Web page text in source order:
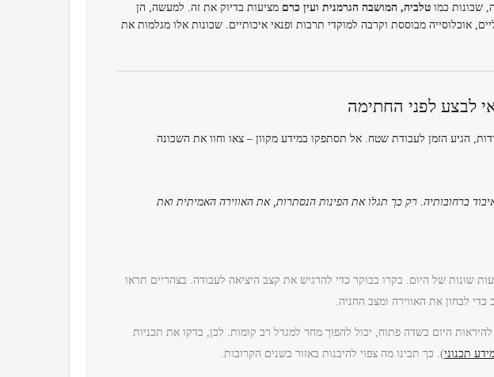
שכונות כמו טלביה, המושבה הגרמנית ועין כרם מציעות בדיוק את זה. למעשה, הן
אוכלוסייה מבוססת וקרבה למוקדי תרבות ופנאי איכותיים. שכונות אלו מגלמות את
לבצע לפני החתימה
הגיע הזמן לעבודת שטח. אל תסתפקו במידע מקוון – צאו וחוו את השכונה
ברחובותיה. רק כך תגלו את הפינות הנסתרות, את האווירה האמיתית ואת
שונות של היום. בקרו בבוקר כדי להרגיש את קצב היציאה לעבודה. בצהריים תראו
לבחון את האווירה ומצב החניה.
היום כשדה פתוח, יכול להפוך מחר למגדל רב קומות. לכן, בדקו את תכניות
תכנוני). כך תבינו מה צפוי להיבנות באזור בשנים הקרובות.